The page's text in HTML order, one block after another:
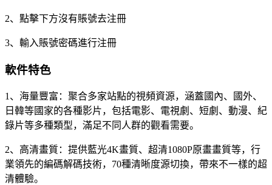
2、點擊下方沒有賬號去注冊
3、輸入賬號密碼進行注冊
軟件特色
1、海量豐富：聚合多家站點的視頻資源，涵蓋國內、國外、
日韓等國家的各種影片，包括電影、電視劇、短劇、動漫、紀
錄片等多種類型，滿足不同人群的觀看需要。
2、高清畫質：提供藍光4K畫質、超清1080P原畫畫質等，行
業領先的編碼解碼技術，70種清晰度源切換，帶來不一樣的超
清體驗。